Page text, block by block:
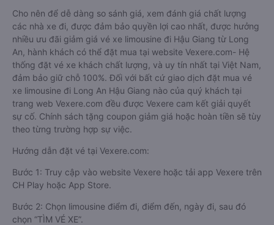
Cho nên để dễ dàng so sánh giá, xem đánh giá chất lượng
các nhà xe đi, được đảm bảo quyền lợi cao nhất, được hưởng
nhiều ưu đãi giảm giá vé xe limousine đi Hậu Giang từ Long
An, hành khách có thể đặt mua tại website Vexere.com- Hệ
thống đặt vé xe khách chất lượng, và uy tín nhất tại Việt Nam,
đảm bảo giữ chỗ 100%. Đối với bất cứ giao dịch đặt mua vé
xe limousine đi Long An Hậu Giang nào của quý khách tại
trang web Vexere.com đều được Vexere cam kết giải quyết
sự cố. Chính sách tặng coupon giảm giá hoặc hoàn tiền sẽ tùy
theo từng trường hợp sự việc.
Hướng dẫn đặt vé tại Vexere.com:
Bước 1: Truy cập vào website Vexere hoặc tải app Vexere trên
CH Play hoặc App Store.
Bước 2: Chọn limousine điểm đi, điểm đến, ngày đi, sau đó
chọn “TÌM VÉ XE”.